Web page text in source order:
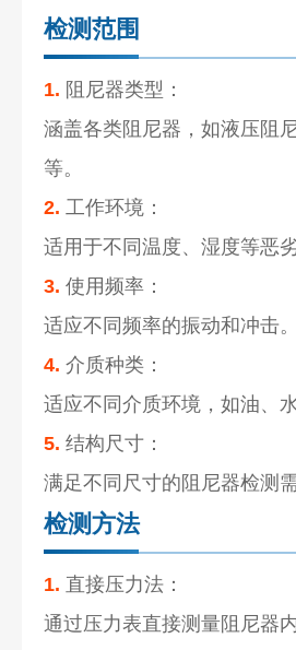
检测范围
1. 阻尼器类型：
涵盖各类阻尼器，如液压阻
等。
2. 工作环境：
适用于不同温度、湿度等恶劣
3. 使用频率：
适应不同频率的振动和冲击。
4. 介质种类：
适应不同介质环境，如油、水
5. 结构尺寸：
满足不同尺寸的阻尼器检测需
检测方法
1. 直接压力法：
通过压力表直接测量阻尼器